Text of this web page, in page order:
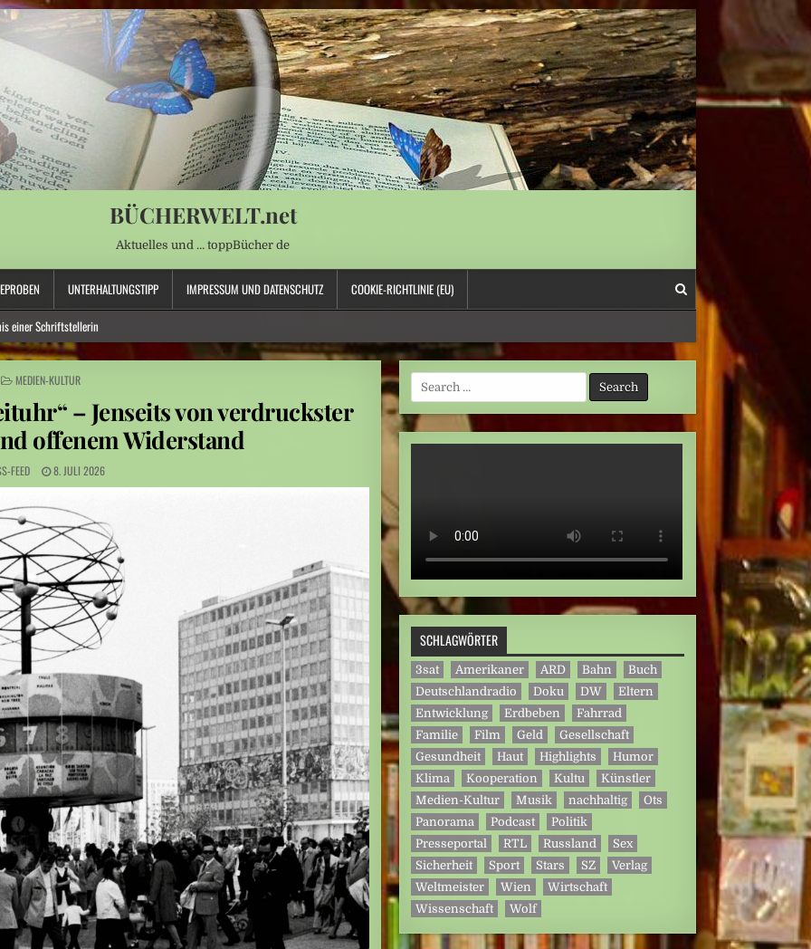
BÜCHERWELT.net
Aktuelles und … toppBücher de
UNTERHALTUNGSTIPP IMPRESSUM UND DATENSCHUTZ COOKIE-RICHTLINIE (EU)
einer Schriftstellerin
Wasserversorgung“
POSTED
MEDIEN-KULTUR
– Jenseits von verdruckster
offenem Widerstand
FEED 8. JULI 2026
Search
for:
SCHLAGWÖRTER
3sat Amerikaner ARD Bahn
Buch
Deutschlandradio
Doku DW
Eltern
Entwicklung
Erdbeben
Fahrrad
Familie
Film Geld
Gesellschaft
Gesundheit
Haut Highlights
Humor
Klima
Kooperation Kultu
Künstler
Medien-Kultur
Musik nachhaltig
Ots
Panorama
Podcast
Politik
Presseportal
RTL Russland
Sex
Sicherheit
Sport Stars SZ
Verlag
Weltmeister
Wien
Wirtschaft
Wissenschaft
Wolf